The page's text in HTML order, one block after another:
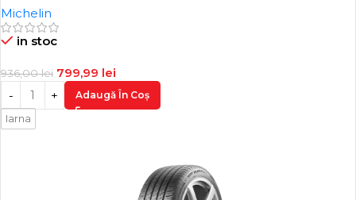
Michelin
in stoc
936,00lei 799,99 lei
Adaugă În Coș
Iarna